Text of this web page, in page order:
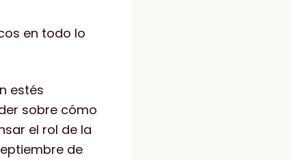
en todo lo
estés
sobre cómo
el rol de la
de